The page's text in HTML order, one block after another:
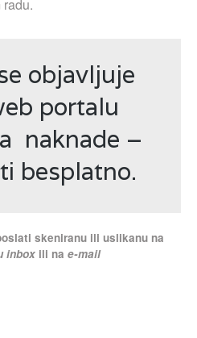
objavljuje
portalu
naknade –
besplatno.
skeniranu ili uslikanu na
inbox ili nae-mail